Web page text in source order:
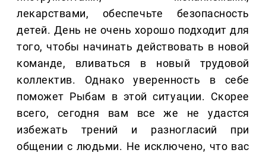
лекарствами, обеспечьте безопасность
детей. День не очень хорошо подходит для
того, чтобы начинать действовать в новой
команде, вливаться в новый трудовой
коллектив. Однако уверенность в себе
поможет Рыбам в этой ситуации. Скорее
всего, сегодня вам все же не удастся
избежать трений и разногласий при
общении с людьми. Не исключено, что вас